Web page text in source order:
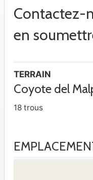
Contactez-
en
TERRAIN
Coyote del
18 trous